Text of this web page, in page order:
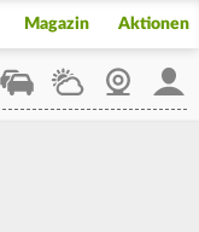
Magazin Aktionen
StaupilotWetterWebcam